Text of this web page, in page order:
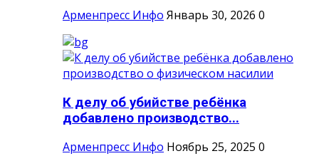
Арменпресс Инфо Январь 30, 2026 0
К делу об убийстве ребёнка
добавлено производство...
Арменпресс Инфо Ноябрь 25, 2025 0